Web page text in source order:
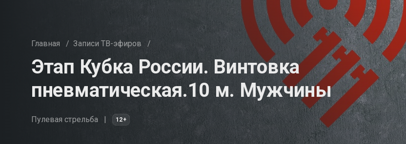
Главная / Записи ТВ-эфиров /
Этап Кубка России. Винтовка
пневматическая.10 м. Мужчины
Пулевая стрельба 12+